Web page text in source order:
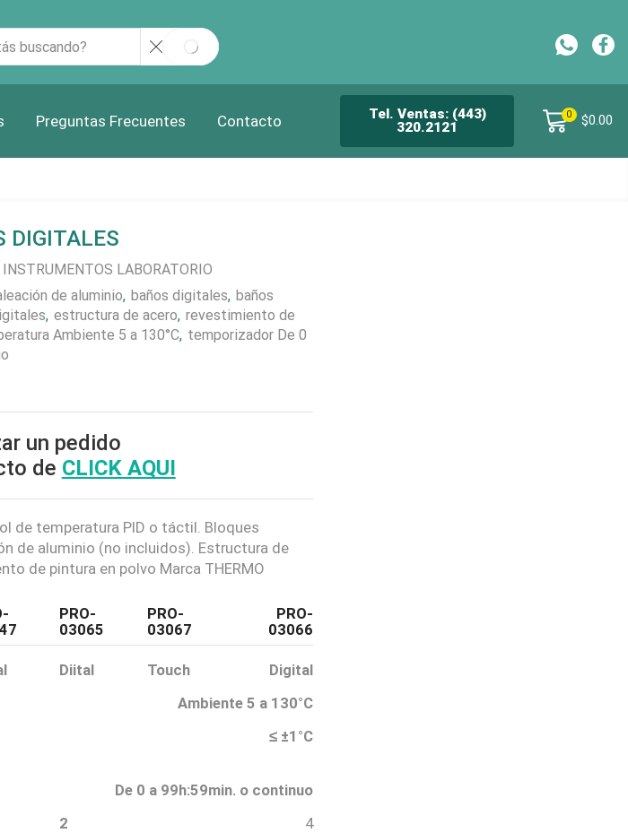
SEARCH
Preguntas Frecuentes Contacto
Tel. Ventas: (443)
320.2121
0 $0.00
DIGITALES
INSTRUMENTOS LABORATORIO
de aluminio, baños digitales, baños
, estructura de acero, revestimiento de
Ambiente 5 a 130°C, temporizador De 0
un pedido
de CLICK AQUI
de temperatura PID o táctil. Bloques
de aluminio (no incluidos). Estructura de
de pintura en polvo Marca THERMO
PRO-
03065
PRO-
03067
PRO-
03066
Diital Touch
Digital
Ambiente 5 a 130°C
≤ ±1°C
De 0 a 99h:59min. o continuo
2 4